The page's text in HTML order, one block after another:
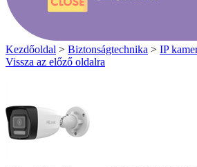
Kezdőoldal > Biztonságtechnika > IP
Vissza az előző oldalra